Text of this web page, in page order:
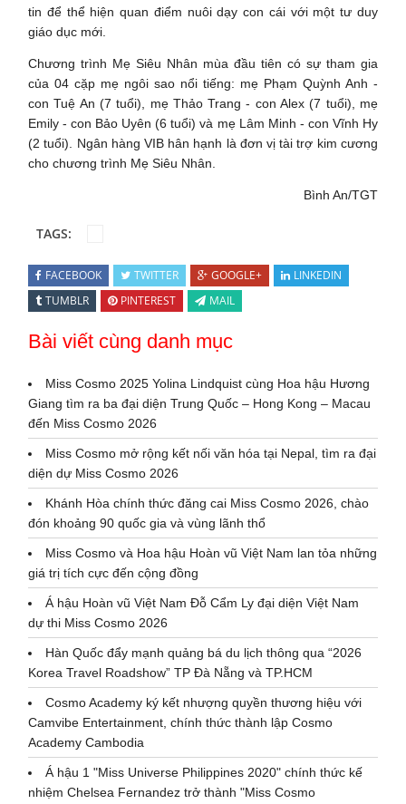
tin để thể hiện quan điểm nuôi dạy con cái với một tư duy
giáo dục mới.
Chương trình Mẹ Siêu Nhân mùa đầu tiên có sự tham gia
của 04 cặp mẹ ngôi sao nổi tiếng: mẹ Phạm Quỳnh Anh -
con Tuệ An (7 tuổi), mẹ Thảo Trang - con Alex (7 tuổi), mẹ
Emily - con Bảo Uyên (6 tuổi) và mẹ Lâm Minh - con Vĩnh Hy
(2 tuổi). Ngân hàng VIB hân hạnh là đơn vị tài trợ kim cương
cho chương trình Mẹ Siêu Nhân.
Bình An/TGT
TAGS:
FACEBOOK TWITTER GOOGLE+
LINKEDIN
TUMBLR
PINTEREST MAIL
Bài viết cùng danh mục
Miss Cosmo 2025 Yolina Lindquist cùng Hoa hậu Hương
Giang tìm ra ba đại diện Trung Quốc – Hong Kong – Macau
đến Miss Cosmo 2026
Miss Cosmo mở rộng kết nối văn hóa tại Nepal, tìm ra đại
diện dự Miss Cosmo 2026
Khánh Hòa chính thức đăng cai Miss Cosmo 2026, chào
đón khoảng 90 quốc gia và vùng lãnh thổ
Miss Cosmo và Hoa hậu Hoàn vũ Việt Nam lan tỏa những
giá trị tích cực đến cộng đồng
Á hậu Hoàn vũ Việt Nam Đỗ Cẩm Ly đại diện Việt Nam
dự thi Miss Cosmo 2026
Hàn Quốc đẩy mạnh quảng bá du lịch thông qua “2026
Korea Travel Roadshow” TP Đà Nẵng và TP.HCM
Cosmo Academy ký kết nhượng quyền thương hiệu với
Camvibe Entertainment, chính thức thành lập Cosmo
Academy Cambodia
Á hậu 1 "Miss Universe Philippines 2020" chính thức kế
nhiệm Chelsea Fernandez trở thành "Miss Cosmo